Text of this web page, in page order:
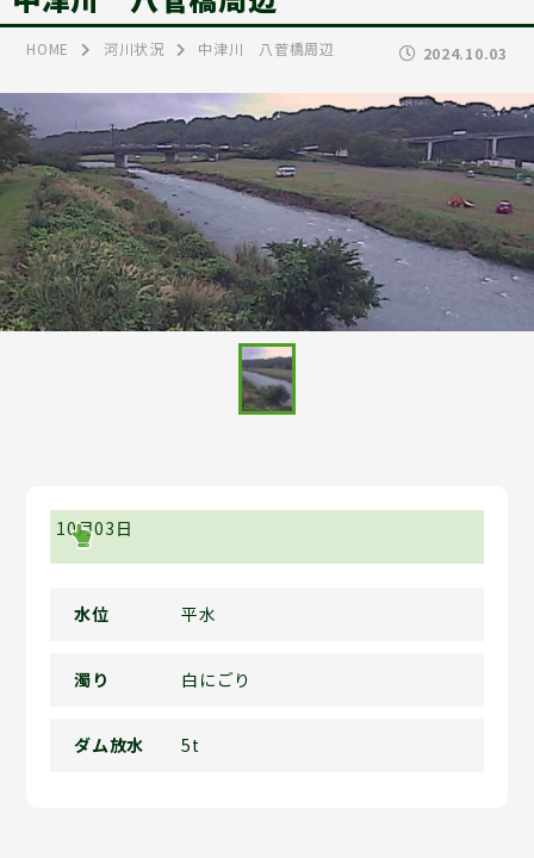
HOME 河川状況 中津川 八菅橋周辺 2024.10.03
10月03日
水位 平水
濁り 白にごり
ダム放水 5t